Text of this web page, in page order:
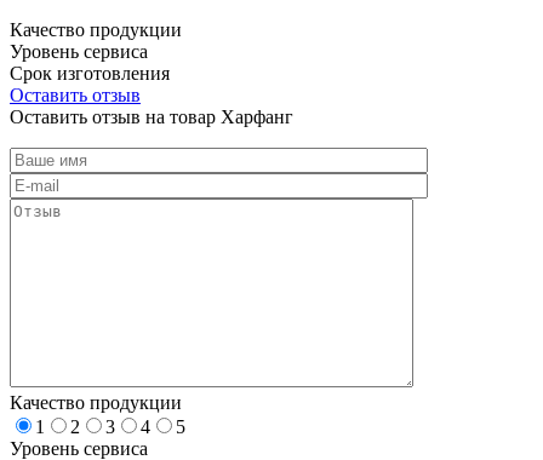
Качество продукции
Уровень сервиса
Срок изготовления
Оставить отзыв
Оставить отзыв на товар Харфанг
Качество продукции
1
2 3 4
5
Уровень сервиса